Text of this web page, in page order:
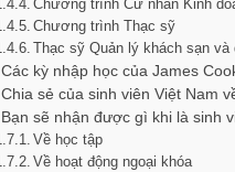
Chương trình Cử nhân Kinh
Chương trình Thạc sỹ
Thạc sỹ Quản lý khách sạn và
Các kỳ nhập học của James
Chia sẻ của sinh viên Việt Nam
Bạn sẽ nhận được gì khi là sinh
Về học tập
Về hoạt động ngoại khóa